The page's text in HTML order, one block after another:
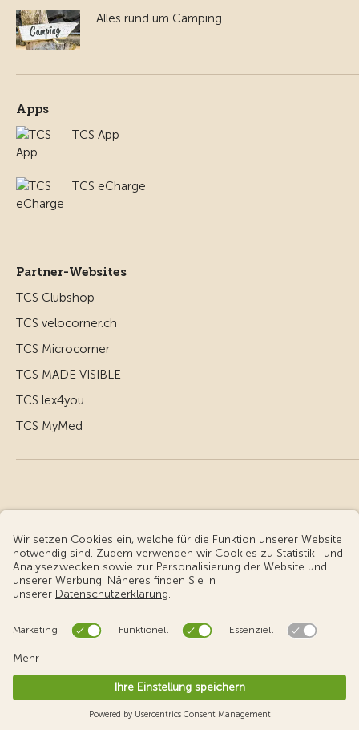
Alles rund um Camping
Apps
TCS App
TCS eCharge
Partner-Websites
TCS Clubshop
TCS velocorner.ch
TCS Microcorner
TCS MADE VISIBLE
TCS lex4you
TCS MyMed
© Touring Club Schweiz
Benutzungsbedingungen - rechtliche Informationen
Cookie-Einstellungen